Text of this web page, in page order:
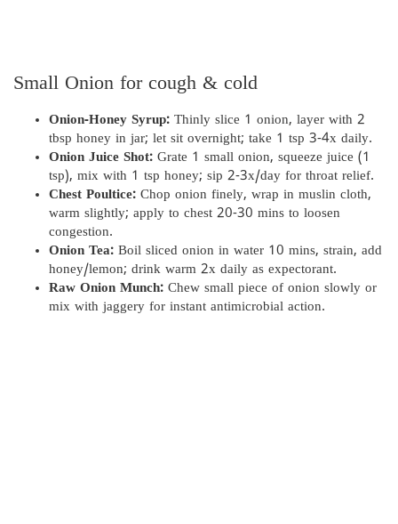
Small Onion for cough & cold
Onion-Honey Syrup: Thinly slice 1 onion, layer with 2
tbsp honey in jar; let sit overnight; take 1 tsp 3-4x daily.
Onion Juice Shot: Grate 1 small onion, squeeze juice (1
tsp), mix with 1 tsp honey; sip 2-3x/day for throat relief.
Chest Poultice: Chop onion finely, wrap in muslin cloth,
warm slightly; apply to chest 20-30 mins to loosen
congestion.
Onion Tea: Boil sliced onion in water 10 mins, strain, add
honey/lemon; drink warm 2x daily as expectorant.
Raw Onion Munch: Chew small piece of onion slowly or
mix with jaggery for instant antimicrobial action.